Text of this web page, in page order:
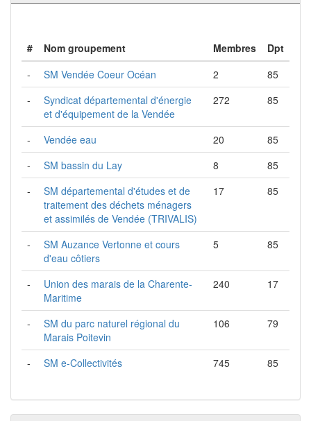
# Nom groupement Membres
Dpt
-
SM Vendée Coeur Océan 2
85
-
Syndicat départemental d'énergie
et d'équipement de la Vendée
272 85
- Vendée eau 20
85
-
SM bassin du Lay 8
85
-
SM départemental d'études et de
traitement des déchets ménagers
et assimilés de Vendée (TRIVALIS)
17 85
-
SM Auzance Vertonne et cours
d'eau côtiers
5 85
-
Union des marais de la Charente-
Maritime
240 17
-
SM du parc naturel régional du
Marais Poitevin
106 79
- SM e-Collectivités 745 85